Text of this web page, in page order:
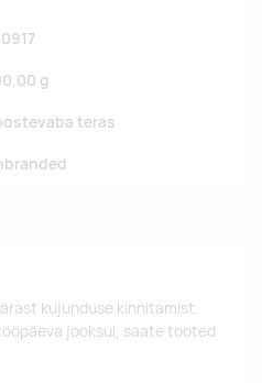
g
teras
kujunduse kinnitamist.
jooksul, saate tooted